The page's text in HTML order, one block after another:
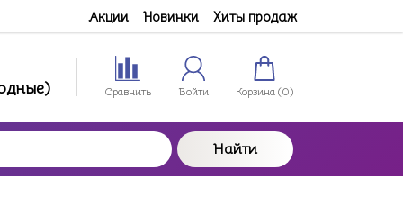
Акции Новинки Хиты продаж
Сравнить Войти Корзина (0)
Найти